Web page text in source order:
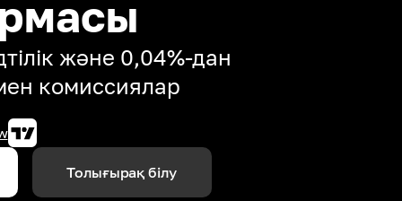
және 0,04%-дан
комиссиялар
Толығырақ білу